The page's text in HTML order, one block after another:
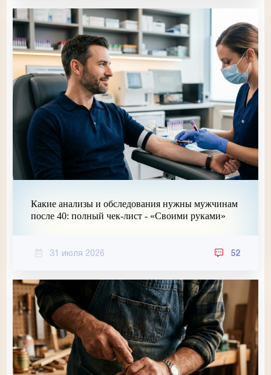
Какие анализы и обследования нужны мужчинам
после 40: полный чек-лист - «Своими руками»
31 июля 2026 52